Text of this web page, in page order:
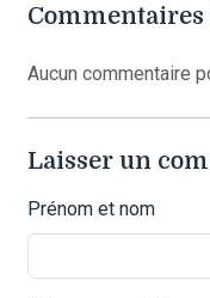
Commentaires
Aucun commentaire
Laisser un
Prénom et nom